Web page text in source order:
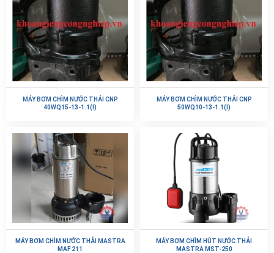
MÁY BƠM CHÌM NƯỚC THẢI CNP
40WQ15-13-1.1(I)
MÁY BƠM CHÌM NƯỚC THẢI CNP
50WQ10-13-1.1(I)
MÁY BƠM CHÌM NƯỚC THẢI MASTRA
MAF 211
MÁY BƠM CHÌM HÚT NƯỚC THẢI
MASTRA MST-250